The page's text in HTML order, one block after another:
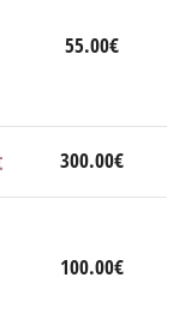
55.00€
300.00€
100.00€